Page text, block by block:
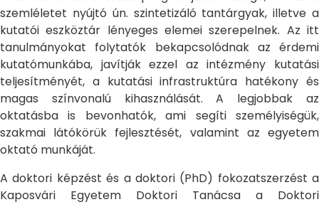
szemléletet nyújtó ún. szintetizáló tantárgyak, illetve a
kutatói eszköztár lényeges elemei szerepelnek. Az itt
tanulmányokat folytatók bekapcsolódnak az érdemi
kutatómunkába, javítják ezzel az intézmény kutatási
teljesítményét, a kutatási infrastruktúra hatékony és
magas színvonalú kihasználását. A legjobbak az
oktatásba is bevonhatók, ami segíti személyiségük,
szakmai látókörük fejlesztését, valamint az egyetem
oktató munkáját.
A doktori képzést és a doktori (PhD) fokozatszerzést a
Kaposvári Egyetem Doktori Tanácsa a Doktori